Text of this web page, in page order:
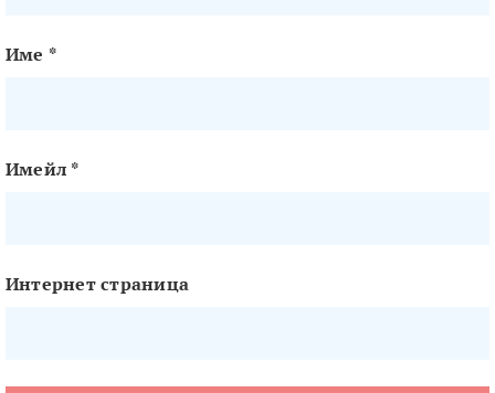
Име *
Имейл *
Интернет страница